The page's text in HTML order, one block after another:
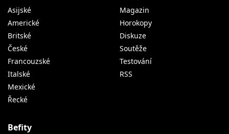
Asijské
Americké
Britské
České
Francouzské
Italské
Mexické
Řecké
Magazin
Horokopy
Diskuze
Soutěže
Testování
RSS
Befity